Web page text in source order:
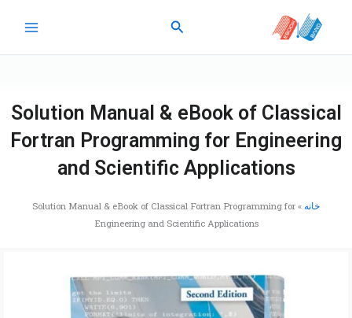
جستجو
Solution Manual & eBook of Classical
Fortran Programming for Engineering
and Scientific Applications
خانه »
Solution Manual & eBook of Classical Fortran Programming for
Engineering and Scientific Applications